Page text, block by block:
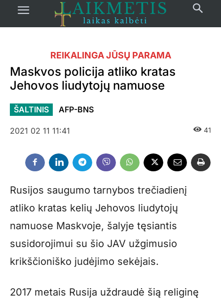
REIKALINGA JŪSŲ PARAMA
Maskvos policija atliko kratas
Jehovos liudytojų namuose
ŠALTINIS AFP-BNS
2021 02 11 11:41 41
Rusijos saugumo tarnybos trečiadienį
atliko kratas kelių Jehovos liudytojų
namuose Maskvoje, šalyje tęsiantis
susidorojimui su šio JAV užgimusio
krikščioniško judėjimo sekėjais.
2017 metais Rusija uždraudė šią religinę